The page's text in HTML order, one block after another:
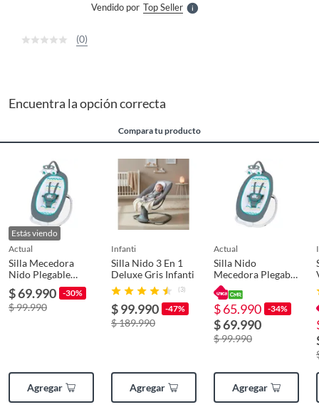
Vendido por Top SellerS
(0)
Encuentra la opción correcta
Compara tu producto
Estás viendo
actual
Silla Mecedora
Nido Plegable
Vibración y
Sonidos
$ 69.990 -30%
$ 99.990
Agregar
infanti
Silla Nido 3 En 1
Deluxe Gris Infanti
(3)
$ 99.990 -47%
$ 189.990
Agregar
actual
Silla Nido
Mecedora Plegable
Vibración y
Sonidos
$ 65.990 -34%
$ 69.990
$ 99.990
Agregar